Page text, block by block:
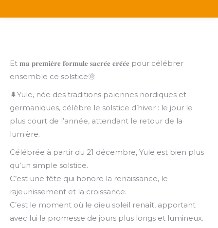
Et 𝐦𝐚 𝐩𝐫𝐞𝐦𝐢𝐞̀𝐫𝐞 𝐟𝐨𝐫𝐦𝐮𝐥𝐞 𝐬𝐚𝐜𝐫𝐞́𝐞 𝐜𝐫𝐞́𝐞́𝐞 pour célébrer
ensemble ce solstice🌞
🌲Yule, née des traditions païennes nordiques et
germaniques, célèbre le solstice d’hiver : le jour le
plus court de l’année, attendant le retour de la
lumière.
Célébrée à partir du 21 décembre, Yule est bien plus
qu’un simple solstice.
C’est une fête qui honore la renaissance, le
rajeunissement et la croissance.
C’est le moment où le dieu soleil renaît, apportant
avec lui la promesse de jours plus longs et lumineux.